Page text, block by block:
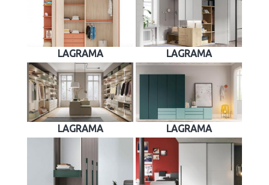
LAGRAMA LAGRAMA
LAGRAMA LAGRAMA